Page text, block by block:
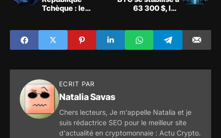
Tchèque : le
les Sud-Coréens
outsiders
63 300 $, les
ECRIT PAR
Natalia Savas
Chers lecteurs, Je m'appelle Natalia et je
suis rédactrice SEO pour le meilleur site
d'actualité en cryptomonnaie : Actu Crypto.